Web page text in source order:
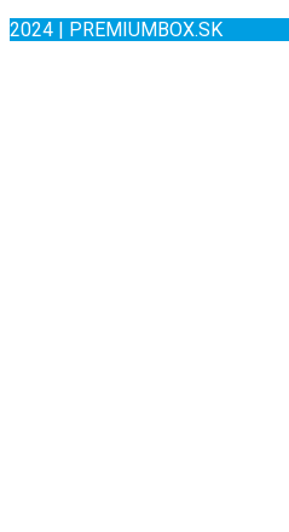
2024 | PREMIUMBOX.SK